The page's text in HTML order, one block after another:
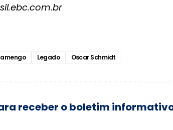
Legado Oscar Schmidt
receber o boletim